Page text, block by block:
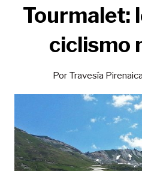
Tourmalet:
ciclismo
Por Travesía Pirenaica